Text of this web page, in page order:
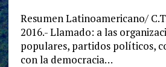
Resumen Latinoamericano/
2016.- Llamado: a las
populares, partidos políticos,
con la democracia…